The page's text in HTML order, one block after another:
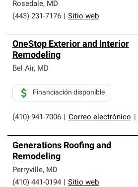
Rosedale, MD
(443) 231-7176
Sitio web
OneStop Exterior and Interior
Remodeling
Bel Air, MD
(410) 941-7006 Correo electrónico
Financiación disponible
Generations Roofing and
Remodeling
Perryville, MD
(410) 441-0194
Sitio web